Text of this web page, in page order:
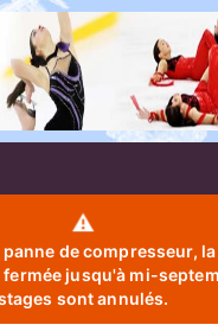
⚠️
de compresseur,
fermée jusqu'à mi-
sont annulés.